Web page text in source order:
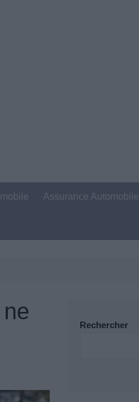
Assurance Automobile
Rechercher